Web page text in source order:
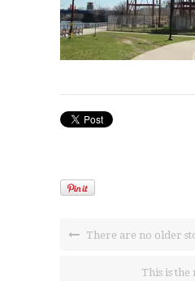
There are no older
This is the